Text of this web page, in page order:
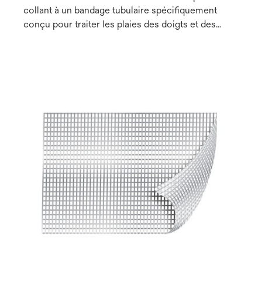
collant à un bandage tubulaire spécifiquement
conçu pour traiter les plaies des doigts et des